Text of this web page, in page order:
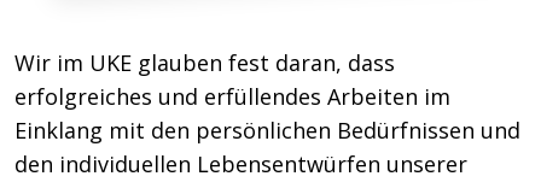
Wir im UKE glauben fest daran, dass
erfolgreiches und erfüllendes Arbeiten im
Einklang mit den persönlichen Bedürfnissen und
den individuellen Lebensentwürfen unserer